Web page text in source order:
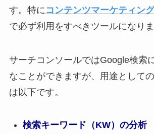
す。特に コンテンツマーケティング
で必ず利用をすべきツールになりま
サーチコンソールではGoogle検索
なことができますが、用途として
は以下です。
検索キーワード（KW）の分析